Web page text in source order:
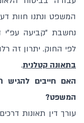
המשפט ונתנו חוות
נחשבת "קביעה עפ"י
לפי החוק. יתרון זה
בתאונה קטלנית.
האם חייבים להגיש
המשפט?
עורך דין תאונות